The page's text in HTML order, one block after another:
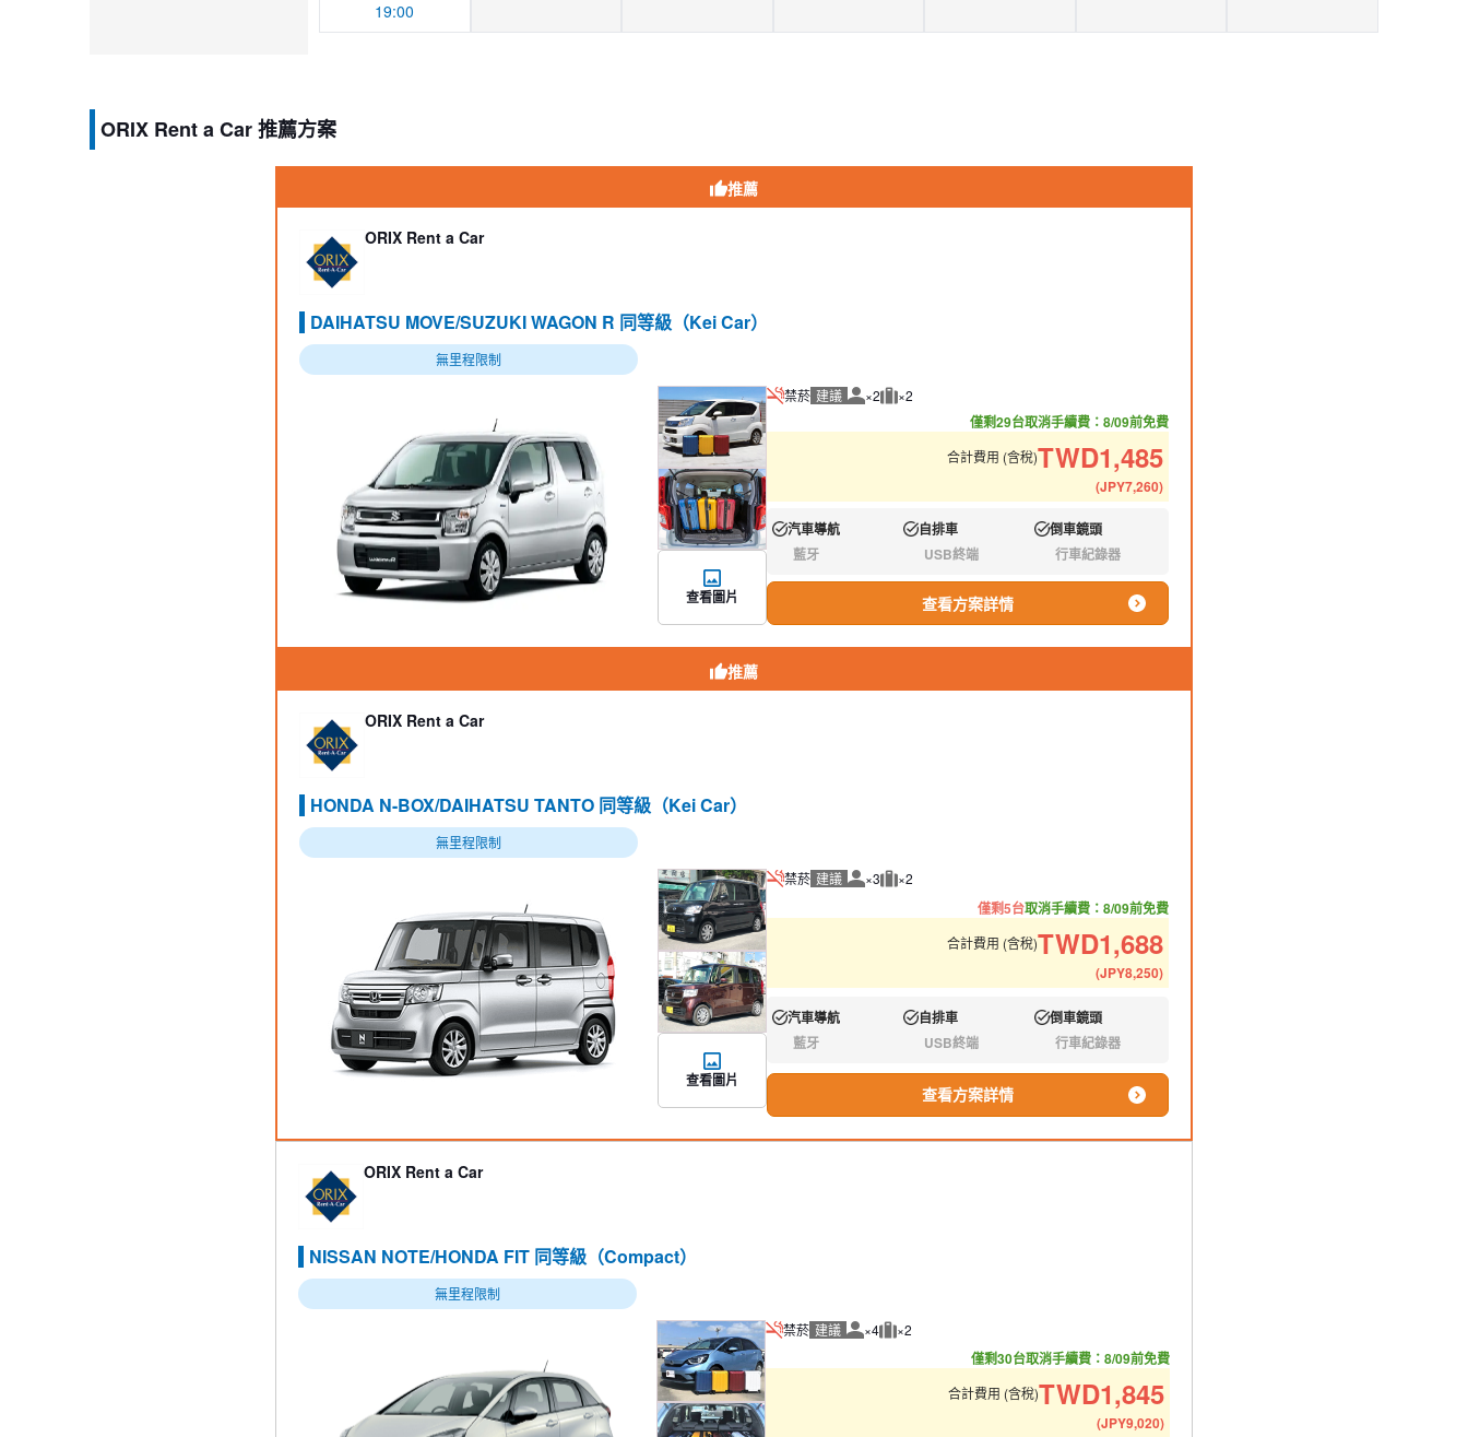
19:00
ORIX Rent a Car 推薦方案
推薦
ORIX Rent a Car
DAIHATSU MOVE/SUZUKI WAGON R 同等級（Kei Car）
無里程限制
查看圖片
禁菸 建議 建議人數
×2 建議行李數量
×2
僅剩29台取消手續費：8/09前免費
合計費用 (含稅)TWD1,485
(JPY7,260)
有:汽車導航 有:自排車 有:倒車鏡頭
藍牙 USB終端 行車紀錄器
查看方案詳情
推薦
ORIX Rent a Car
HONDA N-BOX/DAIHATSU TANTO 同等級（Kei Car）
無里程限制
查看圖片
禁菸 建議 建議人數
×3 建議行李數量
×2
僅剩5台取消手續費：8/09前免費
合計費用 (含稅)TWD1,688
(JPY8,250)
有:汽車導航 有:自排車 有:倒車鏡頭
藍牙 USB終端 行車紀錄器
查看方案詳情
ORIX Rent a Car
NISSAN NOTE/HONDA FIT 同等級（Compact）
無里程限制
禁菸 建議 建議人數
×4 建議行李數量
×2
僅剩30台取消手續費：8/09前免費
合計費用 (含稅)TWD1,845
(JPY9,020)